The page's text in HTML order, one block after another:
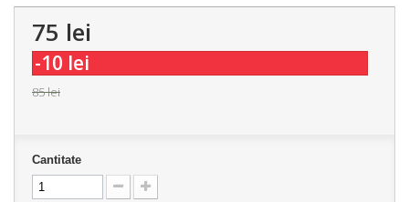
75 lei
-10 lei
85 lei
Cantitate